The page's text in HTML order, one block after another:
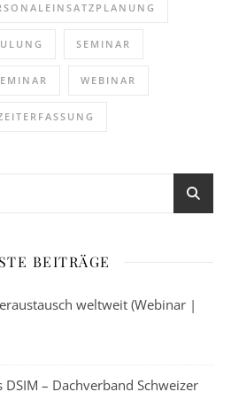
SEMINAR
WEBINAR
BEITRÄGE
weltweit (Webinar |
– Dachverband Schweizer